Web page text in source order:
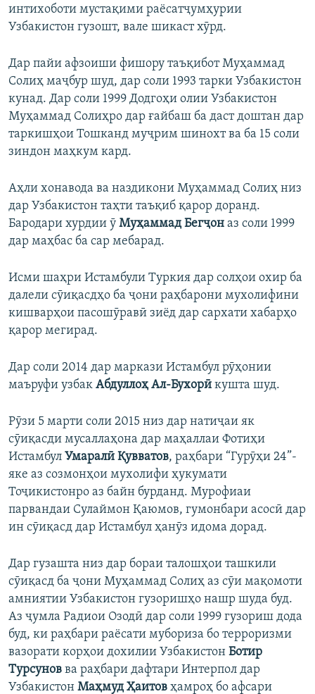
интихоботи мустақими раёсатҷумҳурии
Узбакистон гузошт, вале шикаст хӯрд.
Дар пайи афзоиши фишору таъқибот Муҳаммад
Солиҳ маҷбур шуд, дар соли 1993 тарки Узбакистон
кунад. Дар соли 1999 Додгоҳи олии Узбакистон
Муҳаммад Солиҳро дар ғайбаш ба даст доштан дар
таркишҳои Тошканд муҷрим шинохт ва ба 15 соли
зиндон маҳкум кард.
Аҳли хонавода ва наздикони Муҳаммад Солиҳ низ
дар Узбакистон таҳти таъқиб қарор доранд.
Бародари хурдии ӯ Муҳаммад Бегҷон аз соли 1999
дар маҳбас ба сар мебарад.
Исми шаҳри Истамбули Туркия дар солҳои охир ба
далели сӯиқасдҳо ба ҷони раҳбарони мухолифини
кишварҳои пасошӯравӣ зиёд дар сархати хабарҳо
қарор мегирад.
Дар соли 2014 дар маркази Истамбул рӯҳонии
маъруфи узбак Абдуллоҳ Ал-Бухорӣ кушта шуд.
Рӯзи 5 марти соли 2015 низ дар натиҷаи як
сӯиқасди мусаллаҳона дар маҳаллаи Фотиҳи
Истамбул Умаралӣ Қувватов, раҳбари “Гурӯҳи 24”-
яке аз созмонҳои мухолифи ҳукумати
Тоҷикистонро аз байн бурданд. Мурофиаи
парвандаи Сулаймон Қаюмов, гумонбари асосӣ дар
ин сӯиқасд дар Истамбул ҳанӯз идома дорад.
Дар гузашта низ дар бораи талошҳои ташкили
сӯиқасд ба ҷони Муҳаммад Солиҳ аз сӯи мақомоти
амниятии Узбакистон гузоришҳо нашр шуда буд.
Аз ҷумла Радиои Озодӣ дар соли 1999 гузориш дода
буд, ки раҳбари раёсати мубориза бо терроризми
вазорати корҳои дохилии Узбакистон Ботир
Турсунов ва раҳбари дафтари Интерпол дар
Узбакистон Маҳмуд Ҳаитов ҳамроҳ бо афсари